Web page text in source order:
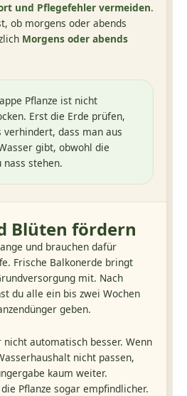
und Pflegefehler vermeiden.
ob morgens oder abends
Morgens oder abends
Pflanze ist nicht
Erst die Erde prüfen,
verhindert, dass man aus
gibt, obwohl die
nass stehen.
Blüten fördern
und brauchen dafür
Frische Balkonerde bringt
mit. Nach
du alle ein bis zwei Wochen
geben.
automatisch besser. Wenn
nicht passen,
kaum weiter.
Pflanze sogar empfindlicher.